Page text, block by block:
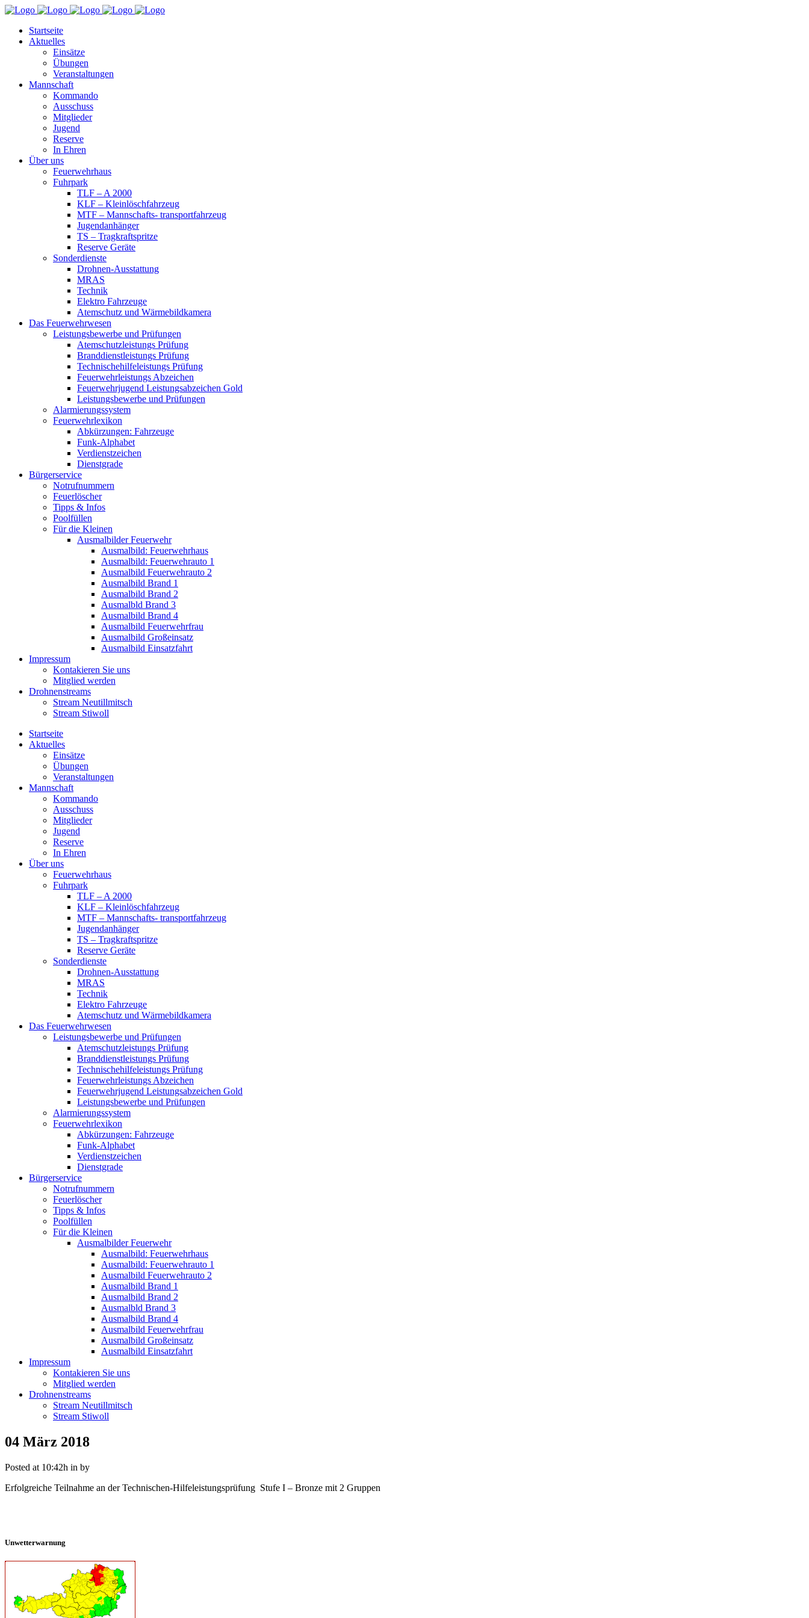
Startseite
Aktuelles
Einsätze
Übungen
Veranstaltungen
Mannschaft
Kommando
Ausschuss
Mitglieder
Jugend
Reserve
In Ehren
Über uns
Feuerwehrhaus
Fuhrpark
TLF – A 2000
KLF – Kleinlöschfahrzeug
MTF – Mannschafts- transportfahrzeug
Jugendanhänger
TS – Tragkraftspritze
Reserve Geräte
Sonderdienste
Drohnen-Ausstattung
MRAS
Technik
Elektro Fahrzeuge
Atemschutz und Wärmebildkamera
Das Feuerwehrwesen
Leistungsbewerbe und Prüfungen
Atemschutzleistungs Prüfung
Branddienstleistungs Prüfung
Technischehilfeleistungs Prüfung
Feuerwehrleistungs Abzeichen
Feuerwehrjugend Leistungsabzeichen Gold
Leistungsbewerbe und Prüfungen
Alarmierungssystem
Feuerwehrlexikon
Abkürzungen: Fahrzeuge
Funk-Alphabet
Verdienstzeichen
Dienstgrade
Bürgerservice
Notrufnummern
Feuerlöscher
Tipps & Infos
Poolfüllen
Für die Kleinen
Ausmalbilder Feuerwehr
Ausmalbild: Feuerwehrhaus
Ausmalbild: Feuerwehrauto 1
Ausmalbild Feuerwehrauto 2
Ausmalbild Brand 1
Ausmalbild Brand 2
Ausmalbld Brand 3
Ausmalbild Brand 4
Ausmalbild Feuerwehrfrau
Ausmalbild Großeinsatz
Ausmalbild Einsatzfahrt
Impressum
Kontakieren Sie uns
Mitglied werden
Drohnenstreams
Stream Neutillmitsch
Stream Stiwoll
Startseite
Aktuelles
Einsätze
Übungen
Veranstaltungen
Mannschaft
Kommando
Ausschuss
Mitglieder
Jugend
Reserve
In Ehren
Über uns
Feuerwehrhaus
Fuhrpark
TLF – A 2000
KLF – Kleinlöschfahrzeug
MTF – Mannschafts- transportfahrzeug
Jugendanhänger
TS – Tragkraftspritze
Reserve Geräte
Sonderdienste
Drohnen-Ausstattung
MRAS
Technik
Elektro Fahrzeuge
Atemschutz und Wärmebildkamera
Das Feuerwehrwesen
Leistungsbewerbe und Prüfungen
Atemschutzleistungs Prüfung
Branddienstleistungs Prüfung
Technischehilfeleistungs Prüfung
Feuerwehrleistungs Abzeichen
Feuerwehrjugend Leistungsabzeichen Gold
Leistungsbewerbe und Prüfungen
Alarmierungssystem
Feuerwehrlexikon
Abkürzungen: Fahrzeuge
Funk-Alphabet
Verdienstzeichen
Dienstgrade
Bürgerservice
Notrufnummern
Feuerlöscher
Tipps & Infos
Poolfüllen
Für die Kleinen
Ausmalbilder Feuerwehr
Ausmalbild: Feuerwehrhaus
Ausmalbild: Feuerwehrauto 1
Ausmalbild Feuerwehrauto 2
Ausmalbild Brand 1
Ausmalbild Brand 2
Ausmalbld Brand 3
Ausmalbild Brand 4
Ausmalbild Feuerwehrfrau
Ausmalbild Großeinsatz
Ausmalbild Einsatzfahrt
Impressum
Kontakieren Sie uns
Mitglied werden
Drohnenstreams
Stream Neutillmitsch
Stream Stiwoll
04 März 2018
Posted at 10:42h in by
Erfolgreiche Teilnahme an der Technischen-Hilfeleistungsprüfung Stufe I – Bronze mit 2 Gruppen
Unwetterwarnung